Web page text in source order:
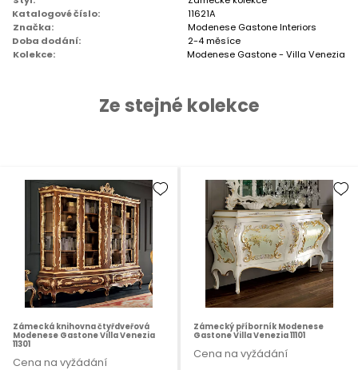
Katalogové číslo:
11621A
Značka:
Modenese Gastone Interiors
Doba dodání:
2-4 měsíce
Kolekce:
Modenese Gastone - Villa Venezia
Ze stejné kolekce
Zámecká knihovna čtyřdveřová
Modenese Gastone Villa Venezia
11301
Cena na vyžádání
Zámecký příborník Modenese
Gastone Villa Venezia 11101
Cena na vyžádání